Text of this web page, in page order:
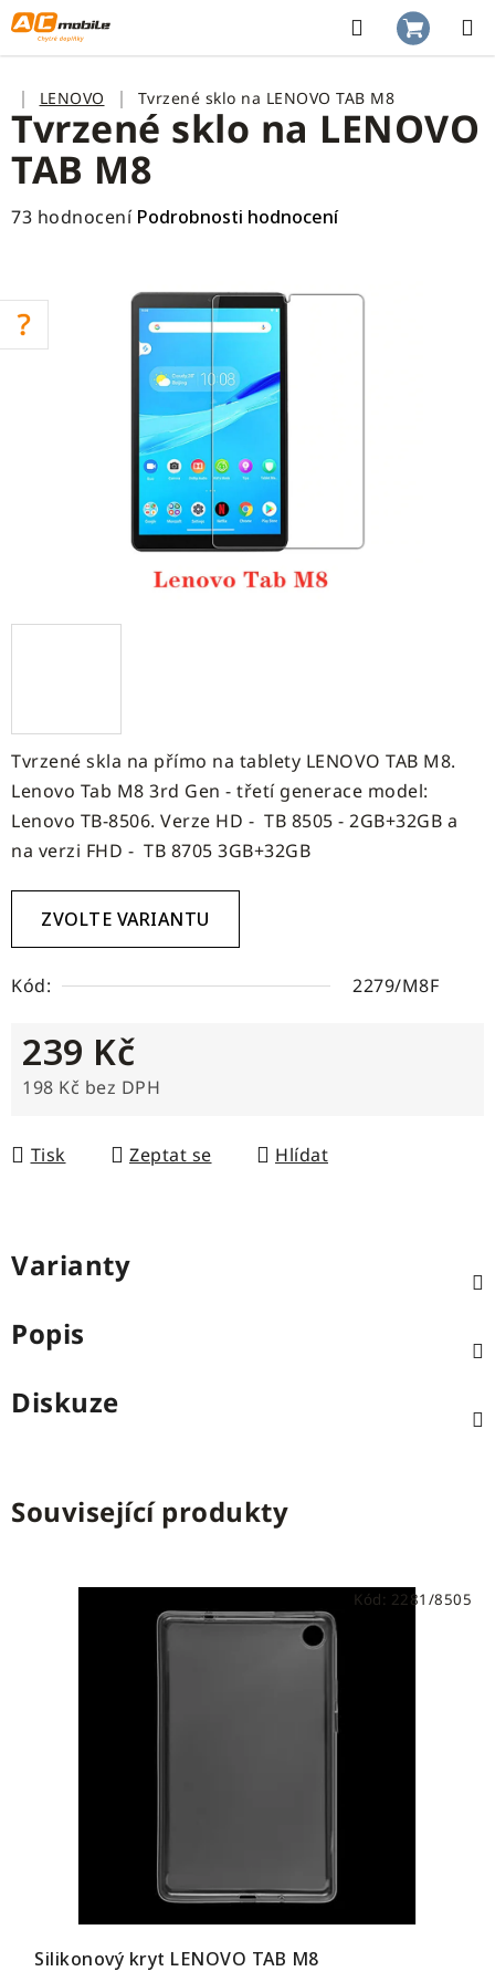
Přejít
na
obsah
Hledat
DomůLENOVO Tvrzené sklo na LENOVO TAB M8
Tvrzené skla na přímo na tablety LENOVO TAB M8.
Lenovo Tab M8 3rd Gen - třetí generace model:
Lenovo TB-8506. Verze HD - TB 8505 - 2GB+32GB a
na verzi FHD - TB 8705 3GB+32GB
ZVOLTE VARIANTU
Kód: 2279/M8F
239 Kč
198 Kč bez DPH
Tisk
Zeptat se Hlídat
Tvrzené sklo na LENOVO
TAB M8
Průměrné
je
3,6
73 hodnocení Podrobnosti hodnocení
Varianty
Popis
Diskuze
Související produkty
Silikonový kryt LENOVO TAB M8
Kód: 2281/8505